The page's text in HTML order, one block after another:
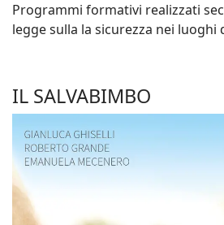
Programmi formativi realizzati
legge sulla la sicurezza nei luoghi
IL SALVABIMBO